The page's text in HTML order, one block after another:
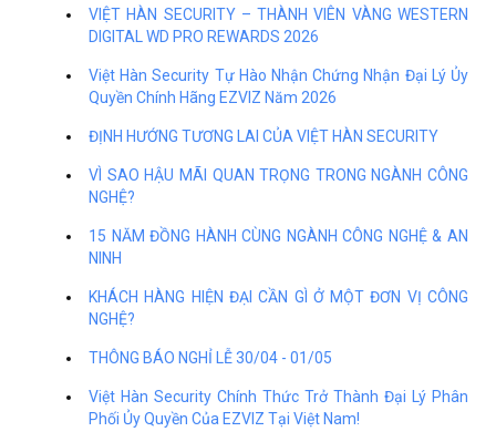
VIỆT HÀN SECURITY – THÀNH VIÊN VÀNG WESTERN
DIGITAL WD PRO REWARDS 2026
Việt Hàn Security Tự Hào Nhận Chứng Nhận Đại Lý Ủy
Quyền Chính Hãng EZVIZ Năm 2026
ĐỊNH HƯỚNG TƯƠNG LAI CỦA VIỆT HÀN SECURITY
VÌ SAO HẬU MÃI QUAN TRỌNG TRONG NGÀNH CÔNG
NGHỆ?
15 NĂM ĐỒNG HÀNH CÙNG NGÀNH CÔNG NGHỆ & AN
NINH
KHÁCH HÀNG HIỆN ĐẠI CẦN GÌ Ở MỘT ĐƠN VỊ CÔNG
NGHỆ?
THÔNG BÁO NGHỈ LỄ 30/04 - 01/05
Việt Hàn Security Chính Thức Trở Thành Đại Lý Phân
Phối Ủy Quyền Của EZVIZ Tại Việt Nam!